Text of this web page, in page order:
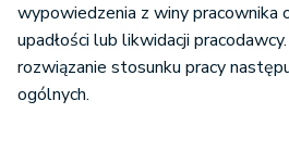
wypowiedzenia z winy pracownika
upadłości lub likwidacji
rozwiązanie stosunku pracy
ogólnych.